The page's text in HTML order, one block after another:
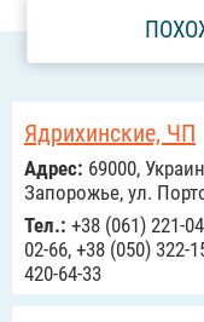
Ядрихинские, ЧП
Адрес: 69000,
Запорожье, ул.
Тел.: +38 (061) 221-
02-66, +38 (050) 322-
420-64-33